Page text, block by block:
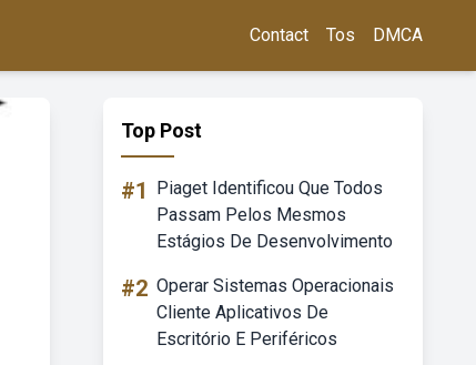
Contact Tos DMCA
Top Post
#1
Piaget Identificou Que Todos
Passam Pelos Mesmos
Estágios De Desenvolvimento
#2 Operar Sistemas Operacionais
Cliente Aplicativos De
Escritório E Periféricos